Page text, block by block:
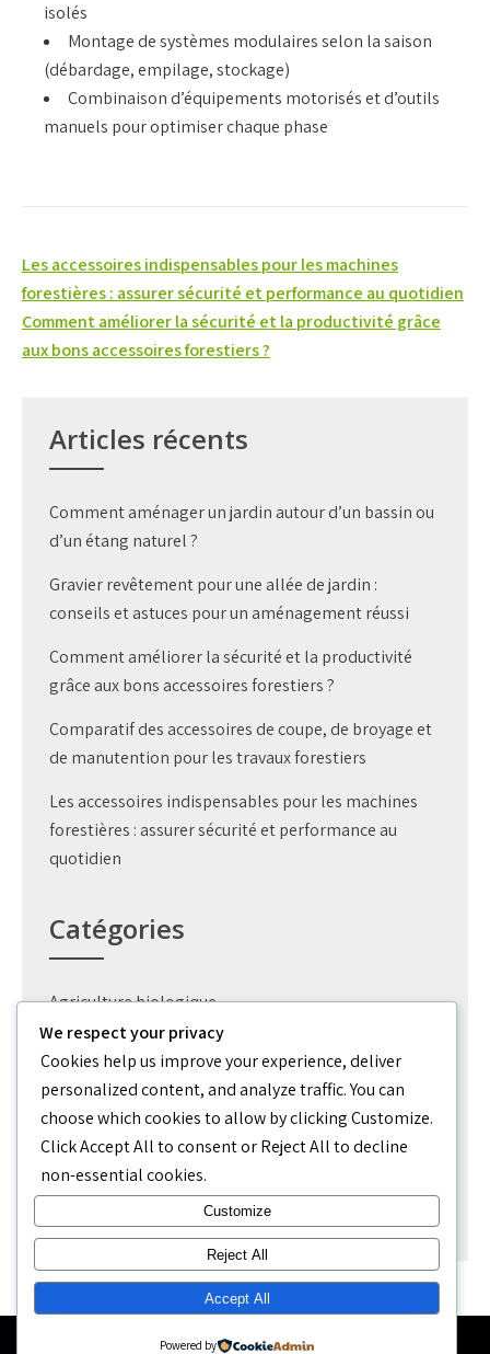
isolés
Montage de systèmes modulairesselon la saison
(débardage, empilage, stockage)
Combinaison d’équipements motoriséset d’outils
manuels pour optimiser chaque phase
Navigation
de
l’article
Les accessoires indispensables pour les machines
forestières : assurer sécurité et performance au quotidien
Comment améliorer la sécurité et la productivité grâce
aux bons accessoires forestiers ?
Articles récents
Comment aménager un jardin autour d’un bassin ou
d’un étang naturel ?
Gravier revêtement pour une allée de jardin :
conseils et astuces pour un aménagement réussi
Comment améliorer la sécurité et la productivité
grâce aux bons accessoires forestiers ?
Comparatif des accessoires de coupe, de broyage et
de manutention pour les travaux forestiers
Les accessoires indispensables pour les machines
forestières : assurer sécurité et performance au
quotidien
Catégories
Agriculture biologique
Création jardin
Outils
Uncategorized
We respect your privacy
Cookies help us improve your experience, deliver
personalized content, and analyze traffic. You can
choose which cookies to allow by clickingCustomize.
ClickAccept Allto consent orReject Allto decline
non-essential cookies.
Customize
Reject All
Accept All
Powered by